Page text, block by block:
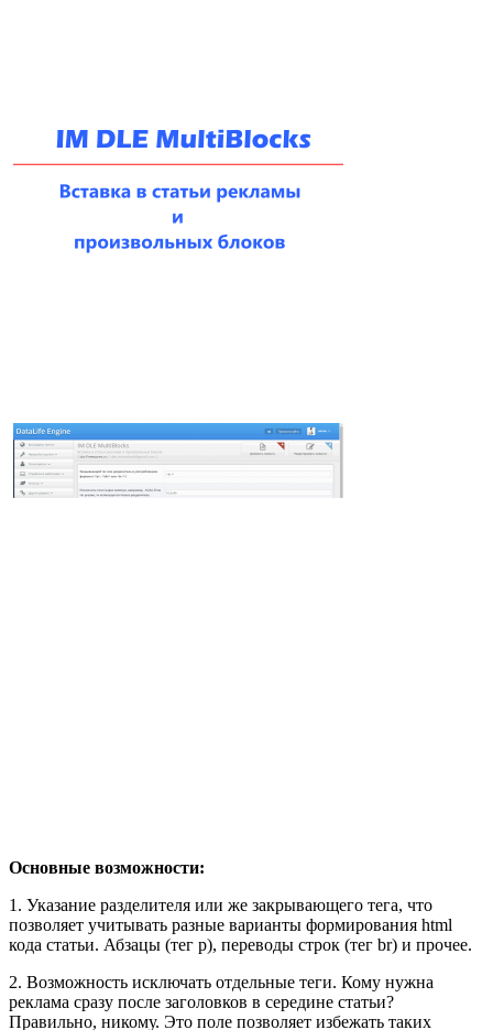
Основные возможности:
1. Указание разделителя или же закрывающего тега, что
позволяет учитывать разные варианты формирования html
кода статьи. Абзацы (тег p), переводы строк (тег br) и прочее.
2. Возможность исключать отдельные теги. Кому нужна
реклама сразу после заголовков в середине статьи?
Правильно, никому. Это поле позволяет избежать таких